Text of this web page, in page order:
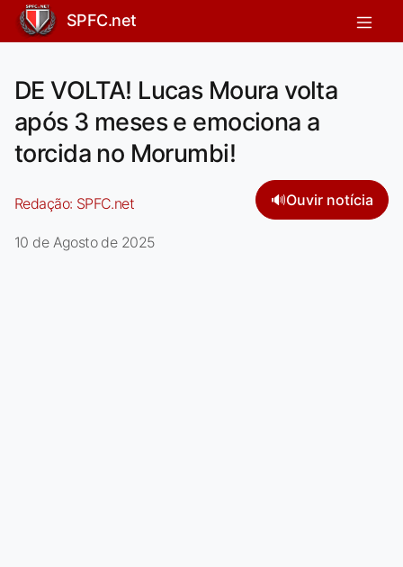
SPFC.net
DE VOLTA! Lucas Moura volta
após 3 meses e emociona a
torcida no Morumbi!
Redação: SPFC.net 🔊Ouvir notícia
10 de Agosto de 2025